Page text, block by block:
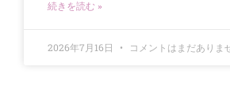
続きを読む »
2026年7月16日 コメントはまだありま